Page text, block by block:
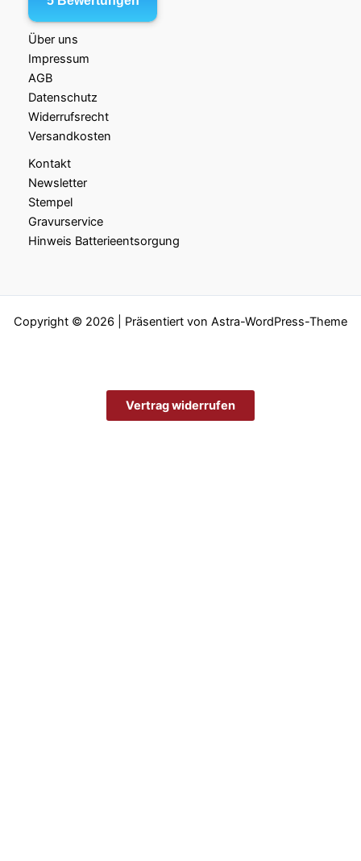
Über uns
Impressum
AGB
Datenschutz
Widerrufsrecht
Versandkosten
Kontakt
Newsletter
Stempel
Gravurservice
Hinweis Batterieentsorgung
Copyright © 2026 | Präsentiert von Astra-WordPress-Theme
Vertrag widerrufen